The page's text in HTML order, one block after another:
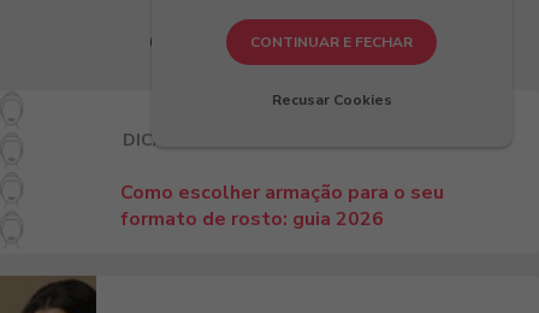
Últimos Artigos
DICAS
Como escolher armação para o seu
formato de rosto: guia 2026
CONTINUAR E FECHAR
Recusar Cookies